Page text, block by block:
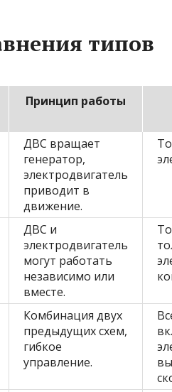
типов
Принцип работы
ДВС вращает
генератор,
электродвигатель
приводит в
движение.
ДВС и
электродвигатель
могут работать
независимо или
вместе.
Комбинация двух
предыдущих схем,
гибкое
управление.